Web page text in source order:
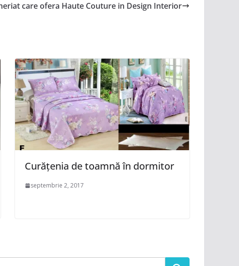
care ofera Haute Couture in Design Interior
Curățenia de toamnă în dormitor
septembrie 2, 2017